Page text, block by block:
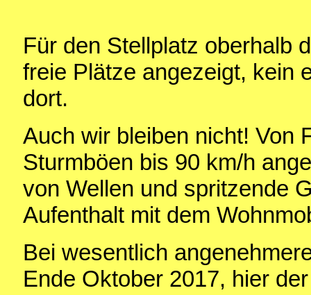
Für den Stellplatz oberhalb
freie Plätze angezeigt, kein
dort.
Auch wir bleiben nicht! Von
Sturmböen bis 90 km/h
von Wellen und spritzende
Aufenthalt mit dem
Bei wesentlich
Ende Oktober 2017, hier